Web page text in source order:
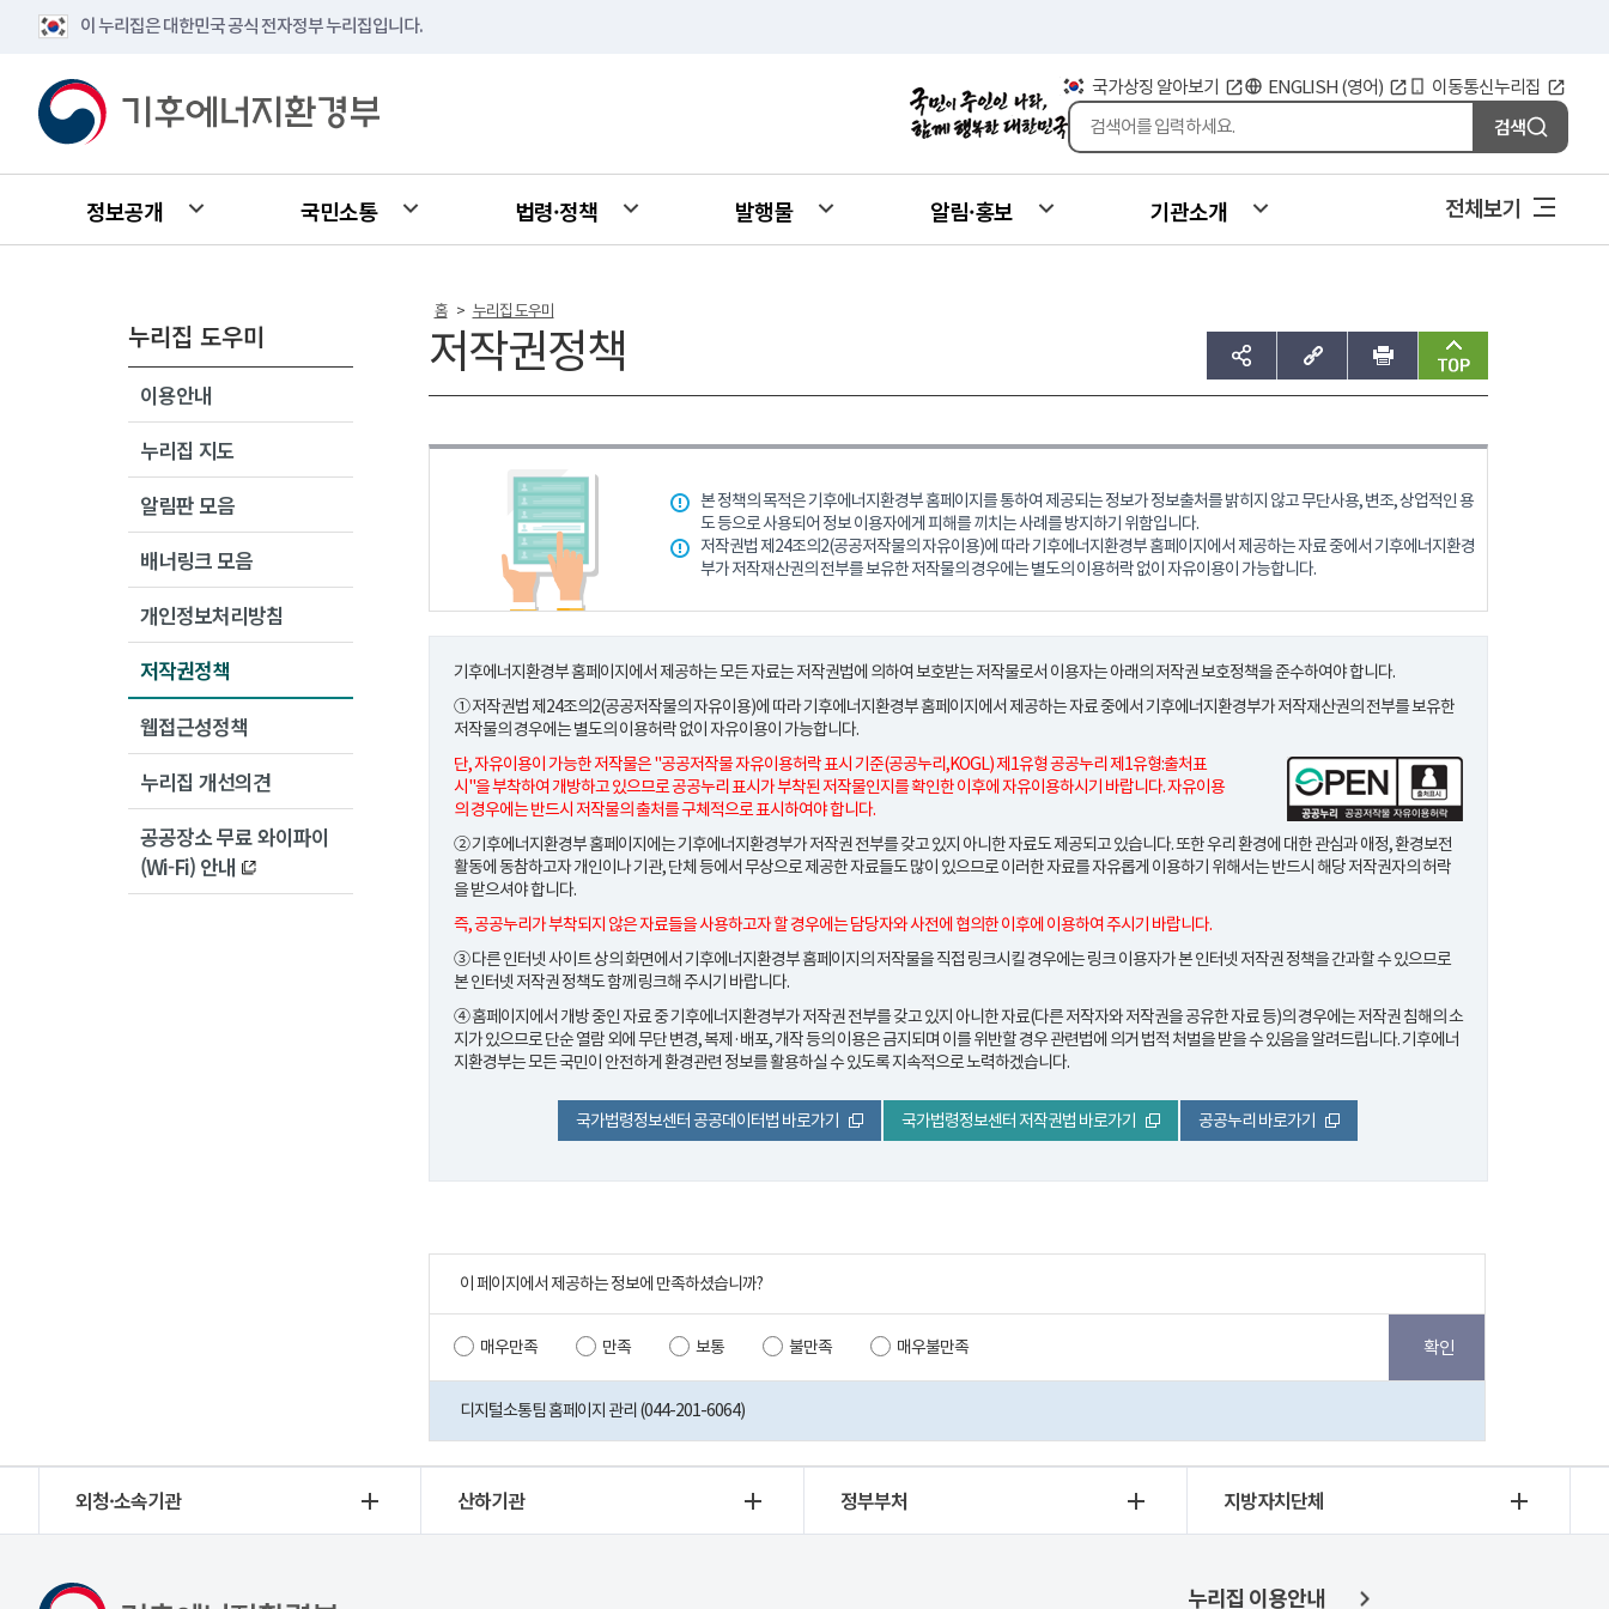
이 누리집은 대한민국 공식 전자정부 누리집입니다.
국가상징 알아보기 ENGLISH (영어) 이동통신누리집
검색
정보공개 국민소통 법령·정책 발행물 알림·홍보 기관소개 전체보기
누리집 도우미
이용안내
누리집 지도
알림판 모음
배너링크 모음
개인정보처리방침
저작권정책
웹접근성정책
누리집 개선의견
공공장소 무료 와이파이
(Wi-Fi) 안내
홈 > 누리집 도우미
저작권정책 sns공유하기 주소복사 인쇄 맨위로
본 정책의 목적은 기후에너지환경부 홈페이지를 통하여 제공되는 정보가 정보출처를 밝히지 않고 무단사용, 변조, 상업적인 용
도 등으로 사용되어 정보 이용자에게 피해를 끼치는 사례를 방지하기 위함입니다.
저작권법 제24조의2(공공저작물의 자유이용)에 따라 기후에너지환경부 홈페이지에서 제공하는 자료 중에서 기후에너지환경
부가 저작재산권의 전부를 보유한 저작물의 경우에는 별도의 이용허락 없이 자유이용이 가능합니다.
기후에너지환경부 홈페이지에서 제공하는 모든 자료는 저작권법에 의하여 보호받는 저작물로서 이용자는 아래의 저작권 보호정책을 준수하여야 합니다.
① 저작권법 제24조의2(공공저작물의 자유이용)에 따라 기후에너지환경부 홈페이지에서 제공하는 자료 중에서 기후에너지환경부가 저작재산권의 전부를 보유한
저작물의 경우에는 별도의 이용허락 없이 자유이용이 가능합니다.
단, 자유이용이 가능한 저작물은"공공저작물 자유이용허락 표시 기준(공공누리,KOGL) 제1유형 공공누리 제1유형:출처표
시"을 부착하여 개방하고 있으므로 공공누리 표시가 부착된 저작물인지를 확인한 이후에 자유이용하시기 바랍니다. 자유이용
의 경우에는 반드시 저작물의 출처를 구체적으로 표시하여야 합니다.
② 기후에너지환경부 홈페이지에는 기후에너지환경부가 저작권 전부를 갖고 있지 아니한 자료도 제공되고 있습니다. 또한 우리 환경에 대한 관심과 애정, 환경보전
활동에 동참하고자 개인이나 기관, 단체 등에서 무상으로 제공한 자료들도 많이 있으므로 이러한 자료를 자유롭게 이용하기 위해서는 반드시 해당 저작권자의 허락
을 받으셔야 합니다.
즉, 공공누리가 부착되지 않은 자료들을 사용하고자 할 경우에는 담당자와 사전에 협의한 이후에 이용하여 주시기 바랍니다.
③ 다른 인터넷 사이트 상의 화면에서 기후에너지환경부 홈페이지의 저작물을 직접 링크시킬 경우에는 링크 이용자가 본 인터넷 저작권 정책을 간과할 수 있으므로
본 인터넷 저작권 정책도 함께 링크해 주시기 바랍니다.
④ 홈페이지에서 개방 중인 자료 중 기후에너지환경부가 저작권 전부를 갖고 있지 아니한 자료(다른 저작자와 저작권을 공유한 자료 등)의 경우에는 저작권 침해의 소
지가 있으므로 단순 열람 외에 무단 변경, 복제·배포, 개작 등의 이용은 금지되며 이를 위반할 경우 관련법에 의거 법적 처벌을 받을 수 있음을 알려드립니다. 기후에너
지환경부는 모든 국민이 안전하게 환경관련 정보를 활용하실 수 있도록 지속적으로 노력하겠습니다.
국가법령정보센터 공공데이터법 바로가기 국가법령정보센터 저작권법 바로가기 공공누리 바로가기
이 페이지에서 제공하는 정보에 만족하셨습니까?
매우만족 만족 보통 불만족 매우불만족
디지털소통팀 홈페이지 관리 (044-201-6064)
외청·소속기관 산하기관 정부부처 지방자치단체
누리집 이용안내